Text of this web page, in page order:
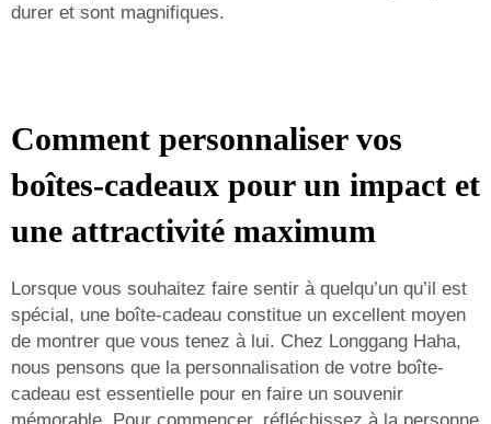
durer et sont magnifiques.
Comment personnaliser vos
boîtes-cadeaux pour un impact et
une attractivité maximum
Lorsque vous souhaitez faire sentir à quelqu’un qu’il est
spécial, une boîte-cadeau constitue un excellent moyen
de montrer que vous tenez à lui. Chez Longgang Haha,
nous pensons que la personnalisation de votre boîte-
cadeau est essentielle pour en faire un souvenir